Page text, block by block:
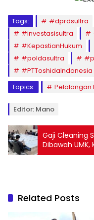
Tags: #dprdsultra
#investasisultra
#KepastianHukum
#poldasultra
#PTToshidaIndonesia
Topics:
Pelalangan
Editor: Mano
Gaji Cleaning
Dibawah UMK,
Kontrak CV
Related Posts